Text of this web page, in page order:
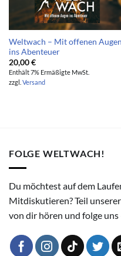
Weltwach – Mit offenen Augen
ins Abenteuer
20,00€
Enthält 7% Ermäßigte MwSt.
zzgl. Versand
FOLGE WELTWACH!
Du möchtest auf dem
Mitdiskutieren? Teil
von dir hören und folge